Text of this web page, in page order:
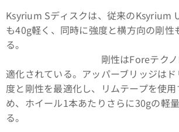
Ksyrium Sディスクは、従来のKsyrium
も40g軽く、同時に強度と横方向の剛性
る
剛性はForeテクノロジ
適化されている。アッパーブリッジは
度と剛性を最適化し、リムテープを使
め、ホイール1本あたりさらに30gの軽
る。